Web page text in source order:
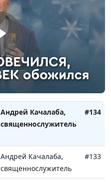
Андрей Качалаба,
священнослужитель
#137
Андрей Качалаба,
священнослужитель
#136
Андрей Качалаба,
священнослужитель
#135
Андрей Качалаба,
священнослужитель
#134
Андрей Качалаба,
священнослужитель
#133